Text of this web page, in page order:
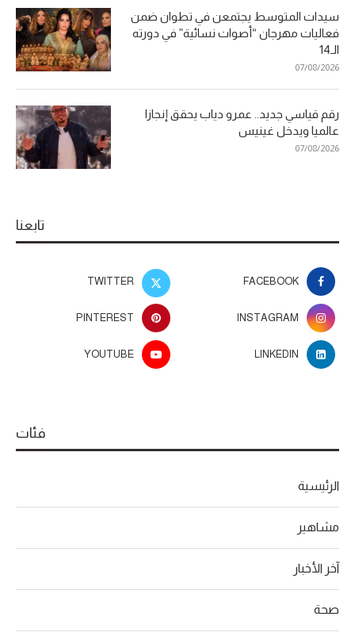
سيدات المتوسط يجتمعن في تطوان ضمن
فعاليات مهرجان “أصوات نسائية” في دورته
الـ14
07/08/2026
رقم قياسي جديد.. عمرو دياب يحقق إنجازا
عالميا ويدخل غينيس
07/08/2026
تابعنا
FACEBOOK
TWITTER
INSTAGRAM
PINTEREST
LINKEDIN
YOUTUBE
فئات
الرئيسية
مشاهير
آخر الأخبار
صحة